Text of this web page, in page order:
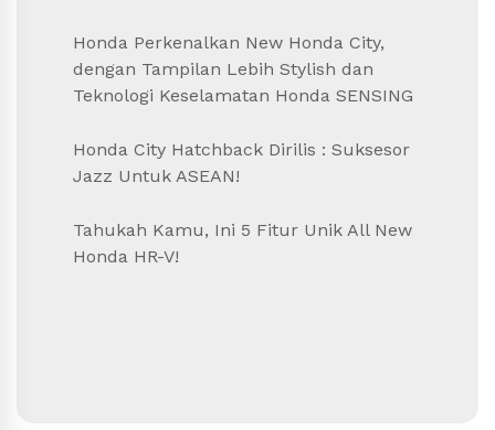
Honda Perkenalkan New Honda City,
dengan Tampilan Lebih Stylish dan
Teknologi Keselamatan Honda SENSING
Honda City Hatchback Dirilis : Suksesor
Jazz Untuk ASEAN!
Tahukah Kamu, Ini 5 Fitur Unik All New
Honda HR-V!